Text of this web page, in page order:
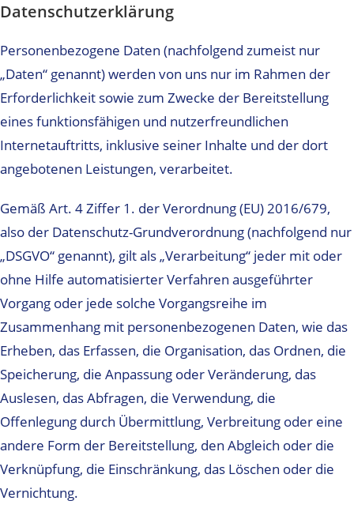
Datenschutz­erklärung
Personenbezogene Daten (nachfolgend zumeist nur
„Daten“ genannt) werden von uns nur im Rahmen der
Erforderlichkeit sowie zum Zwecke der Bereitstellung
eines funktionsfähigen und nutzerfreundlichen
Internetauftritts, inklusive seiner Inhalte und der dort
angebotenen Leistungen, verarbeitet.
Gemäß Art. 4 Ziffer 1. der Verordnung (EU) 2016/679,
also der Datenschutz-Grundverordnung (nachfolgend nur
„DSGVO“ genannt), gilt als „Verarbeitung“ jeder mit oder
ohne Hilfe automatisierter Verfahren ausgeführter
Vorgang oder jede solche Vorgangsreihe im
Zusammenhang mit personenbezogenen Daten, wie das
Erheben, das Erfassen, die Organisation, das Ordnen, die
Speicherung, die Anpassung oder Veränderung, das
Auslesen, das Abfragen, die Verwendung, die
Offenlegung durch Übermittlung, Verbreitung oder eine
andere Form der Bereitstellung, den Abgleich oder die
Verknüpfung, die Einschränkung, das Löschen oder die
Vernichtung.